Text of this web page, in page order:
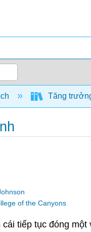
hierarchy
Tăng
of the Canyons
tiếp tục đóng